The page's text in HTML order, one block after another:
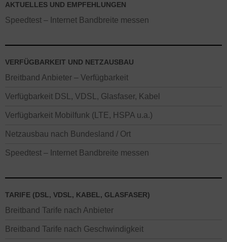
AKTUELLES UND EMPFEHLUNGEN
Speedtest – Internet Bandbreite messen
VERFÜGBARKEIT UND NETZAUSBAU
Breitband Anbieter – Verfügbarkeit
Verfügbarkeit DSL, VDSL, Glasfaser, Kabel
Verfügbarkeit Mobilfunk (LTE, HSPA u.a.)
Netzausbau nach Bundesland / Ort
Speedtest – Internet Bandbreite messen
TARIFE (DSL, VDSL, KABEL, GLASFASER)
Breitband Tarife nach Anbieter
Breitband Tarife nach Geschwindigkeit